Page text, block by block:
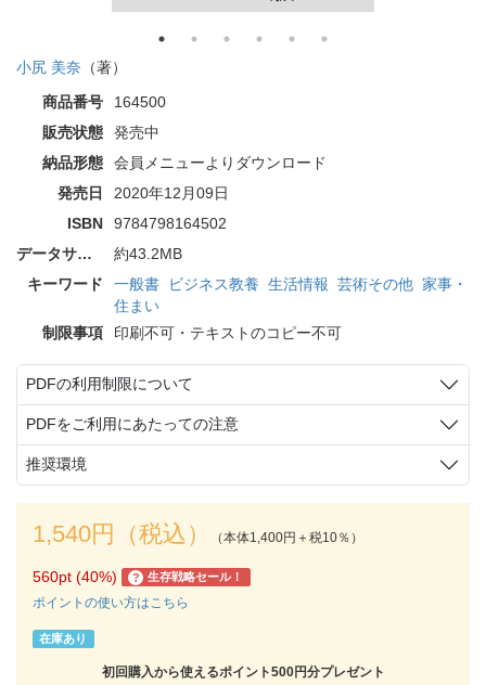
小尻 美奈 （著）
商品番号
164500
販売状態
発売中
納品形態
会員メニューよりダウンロード
発売日
2020年12月09日
ISBN
9784798164502
データサイズ
約43.2MB
キーワード
一般書 ビジネス教養 生活情報 芸術その他 家事・
住まい
制限事項
印刷不可・テキストのコピー不可
PDFの利用制限について
PDFをご利用にあたっての注意
推奨環境
1,540円（税込） （本体1,400円＋税10％）
560pt (40%) ? 生存戦略セール！
ポイントの使い方はこちら
在庫あり
初回購入から使えるポイント500円分プレゼント